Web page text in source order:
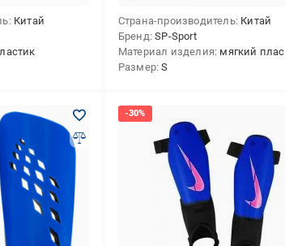
Китай
Страна-производитель Китай
Бренд SP-Sport
Материал изделия мягкий
Размер S